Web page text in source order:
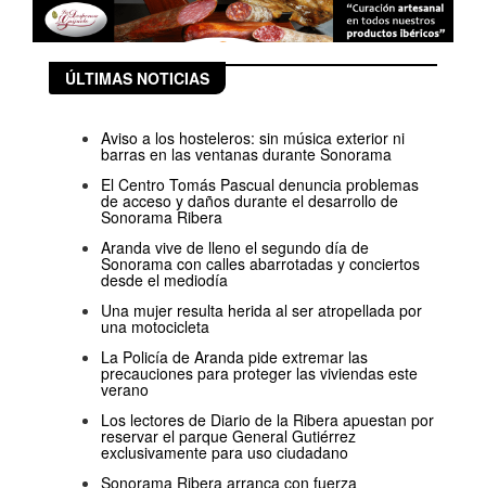
ÚLTIMAS NOTICIAS
Aviso a los hosteleros: sin música exterior ni
barras en las ventanas durante Sonorama
El Centro Tomás Pascual denuncia problemas
de acceso y daños durante el desarrollo de
Sonorama Ribera
Aranda vive de lleno el segundo día de
Sonorama con calles abarrotadas y conciertos
desde el mediodía
Una mujer resulta herida al ser atropellada por
una motocicleta
La Policía de Aranda pide extremar las
precauciones para proteger las viviendas este
verano
Los lectores de Diario de la Ribera apuestan por
reservar el parque General Gutiérrez
exclusivamente para uso ciudadano
Sonorama Ribera arranca con fuerza